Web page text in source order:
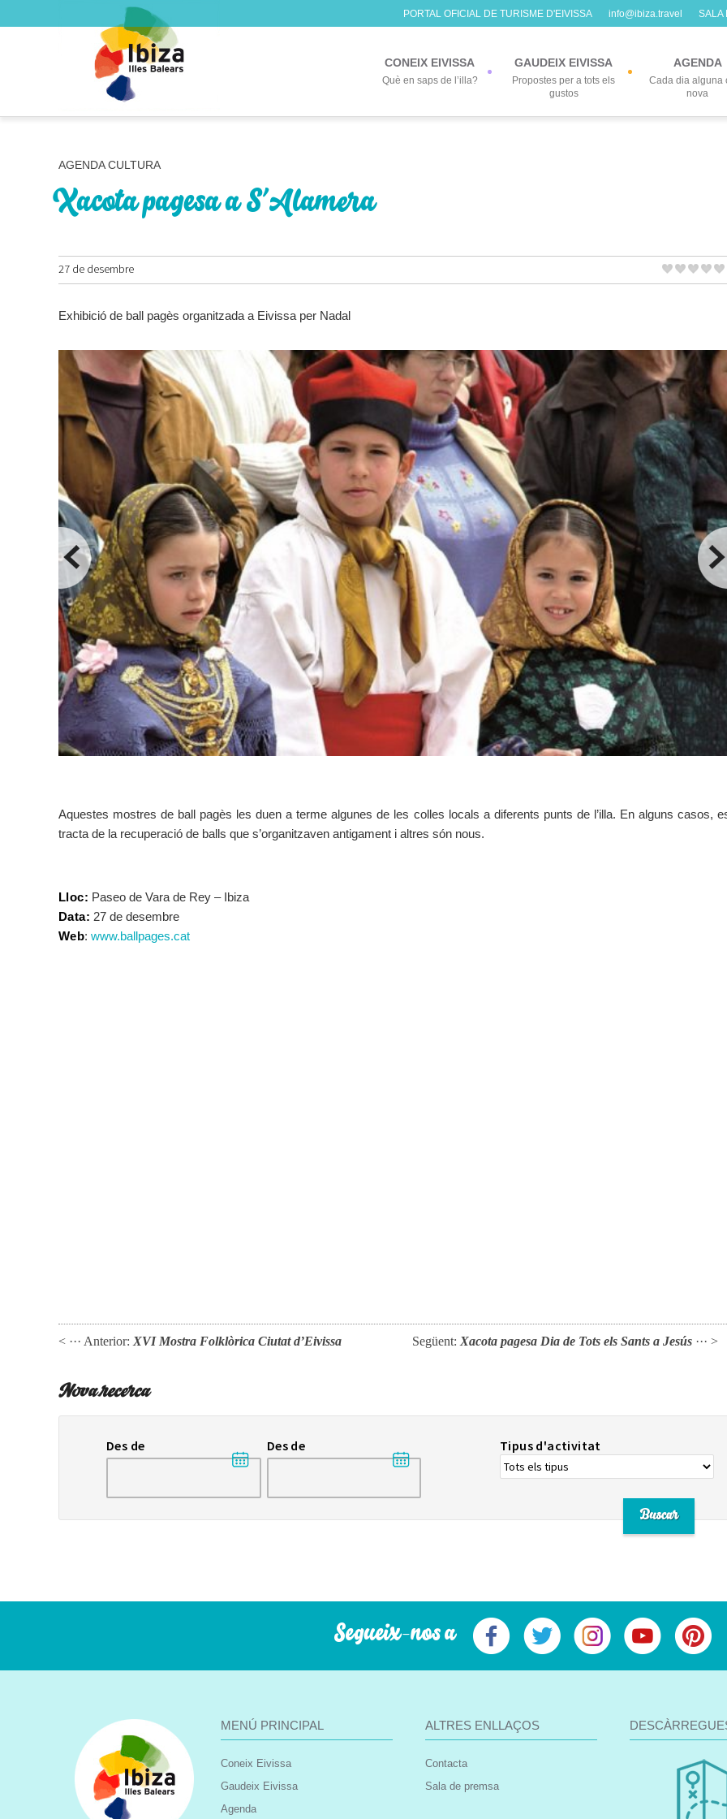
PORTAL OFICIAL DE TURISME D'EIVISSA info@ibiza.travel SALA
CONEIX EIVISSA
Què en saps de l’illa?
GAUDEIX EIVISSA
Propostes per a tots els
gustos
AGENDA
Cada dia alguna
nova
AGENDA CULTURA
Xacota pagesa a S’Alamera
27 de desembre
Exhibició de ball pagès organitzada a Eivissa per Nadal
Aquestes mostres de ball pagès les duen a terme algunes de les colles locals a diferents punts de l’illa. En alguns casos,
tracta de la recuperació de balls que s’organitzaven antigament i altres són nous.
Lloc: Paseo de Vara de Rey – Ibiza
Data: 27 de desembre
Web:www.ballpages.cat
< ··· Anterior: XVI Mostra Folklòrica Ciutat d’Eivissa Següent: Xacota pagesa Dia de Tots els Sants a Jesús ··· >
Nova recerca
Des de Des de Tipus d'activitat
Segueix-nos a
MENÚ PRINCIPAL
Coneix Eivissa
Gaudeix Eivissa
Agenda
ALTRES ENLLAÇOS
Contacta
Sala de premsa